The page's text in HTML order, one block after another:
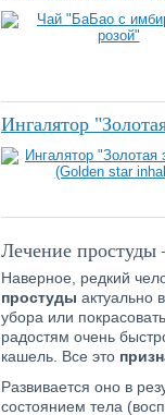
Ингалятор
Лечение простуды
Наверное, редкий
простуды актуально
убора или
радостям очень
кашель. Все это
Развивается оно в
состоянием тела